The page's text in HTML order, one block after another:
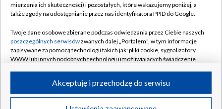
Naziemna Telewizja Cyfrowa
Rada Programowa
System NOS
Informacje o nadawcy
Program dla prasy
Pomoc
Kontakt
Kanały
©2026 Telewizja Polska S.A. w likwidacji
mierzenia ich skuteczności) i pozostałych, które wskazujemy poniżej, a
także zgody na udostępnianie przez nas identyfikatora PPID do Google.
Twoje dane osobowe zbierane podczas odwiedzania przez Ciebie naszych
poszczególnych serwisówzwanych dalej „Portalem”, w tym informacje
zapisywane za pomocą technologii takich jak: pliki cookie, sygnalizatory
WWW lub innych podobnych technologii umożliwiających świadczenie
ruchu w Internecie.
Twoje dane osobowe zbierane podczas odwiedzania przez Ciebie
Akceptuję i przechodzę do serwisu